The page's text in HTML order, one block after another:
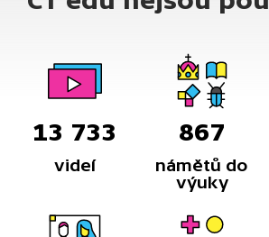
13 733
videí
867
námětů do
výuky